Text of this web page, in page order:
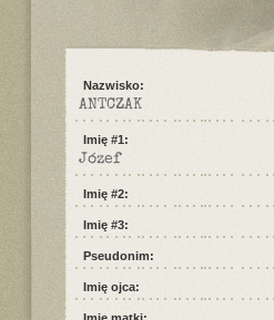
Nazwisko:
ANTCZAK
Imię #1:
Józef
Imię #2:
Imię #3:
Pseudonim:
Imię ojca: